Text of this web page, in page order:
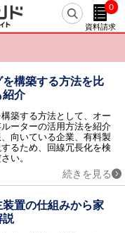
0
資料請求
構築する方法を比
紹介
築する方法として、オー
ーターの活用方法を紹介
向いている企業、有料製
るため、回線冗長化を検
い。
続きを見る
置の仕組みから家
説